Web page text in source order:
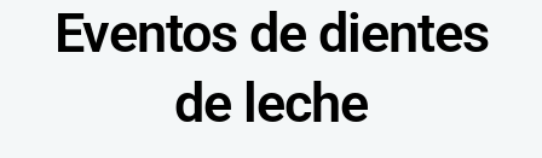
Eventos de dientes
de leche